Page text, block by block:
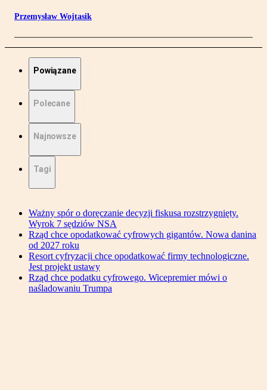
Przemysław Wojtasik
Powiązane
Polecane
Najnowsze
Tagi
Ważny spór o doręczanie decyzji fiskusa rozstrzygnięty.
Wyrok 7 sędziów NSA
Rząd chce opodatkować cyfrowych gigantów. Nowa danina
od 2027 roku
Resort cyfryzacji chce opodatkować firmy technologiczne.
Jest projekt ustawy
Rząd chce podatku cyfrowego. Wicepremier mówi o
naśladowaniu Trumpa